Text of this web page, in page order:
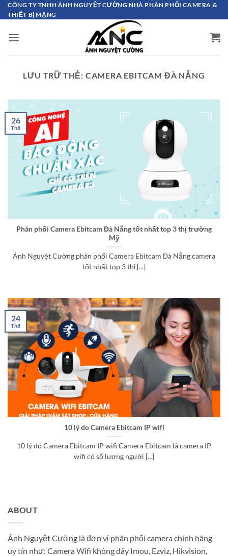
Bỏ
qua
dung
CÔNG TY TNHH ÁNH NGUYỆT CƯỜNG NHÀ PHÂN PHỐI CAMERA &
THIẾT BỊ MẠNG
LƯU TRỮ THẺ: CAMERA EBITCAM ĐÀ NẴNG
ABOUT
Ánh Nguyệt Cường là đơn vị phân phối camera chính hãng
uy tín như: Camera Wifi không dây Imou, Ezviz, Hikvision,
Phân phối Camera Ebitcam Đà Nẵng tốt nhất top 3 thị trường
Mỹ
Ánh Nguyệt Cường phân phối Camera Ebitcam Đà Nẵng camera
tốt nhất top 3 thị [...]
26
Th8
10 lý do Camera Ebitcam IP wifi
10 lý do Camera Ebitcam IP wifi Camera Ebitcam là camera IP
wifi có số lượng người [...]
24
Th8